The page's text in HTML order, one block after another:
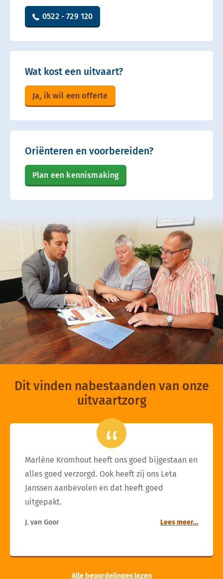
0522 - 729 120
Wat kost een uitvaart?
Ja, ik wil een offerte
Oriënteren en voorbereiden?
Plan een kennismaking
Dit vinden nabestaanden van onze
uitvaartzorg
Marlène Kromhout heeft ons goed bijgestaan en
alles goed verzorgd. Ook heeft zij ons Leta
Janssen aanbevolen en dat heeft goed
uitgepakt.
J. van Goor Lees meer…
Alle beoordelingen lezen